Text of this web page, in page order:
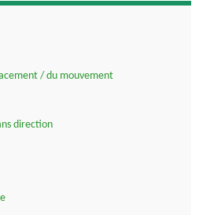
/ du mouvement
direction